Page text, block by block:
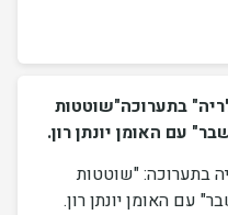
בתערוכה"שוטטות
עם האומן יונתן רון.
בתערוכה: "שוטטות
עם האומן יונתן רון.